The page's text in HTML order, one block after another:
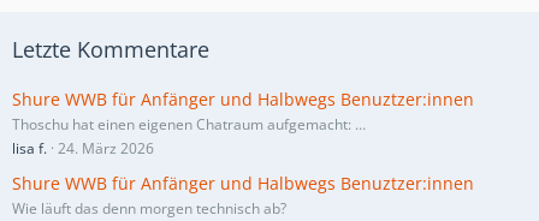
Letzte Kommentare
Shure WWB für Anfänger und Halbwegs Benuztzer:innen
Thoschu hat einen eigenen Chatraum aufgemacht: …
lisa f. 24. März 2026
Shure WWB für Anfänger und Halbwegs Benuztzer:innen
Wie läuft das denn morgen technisch ab?